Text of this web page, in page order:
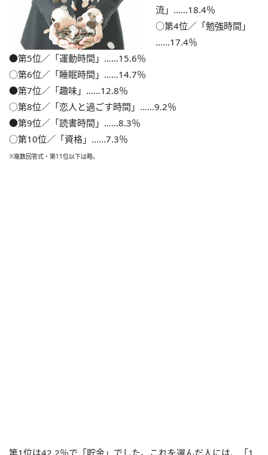
流」……18.4％
○第4位／「勉強時間」
……17.4％
●第5位／「運動時間」……15.6％
○第6位／「睡眠時間」……14.7％
●第7位／「趣味」……12.8％
○第8位／「恋人と過ごす時間」……9.2％
●第9位／「読書時間」……8.3％
○第10位／「資格」……7.3％
※複数回答式・第11位以下は略。
第1位は42.2％で「貯金」でした。これを選んだ人には、「1